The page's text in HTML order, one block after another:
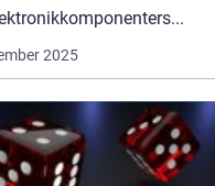
2025